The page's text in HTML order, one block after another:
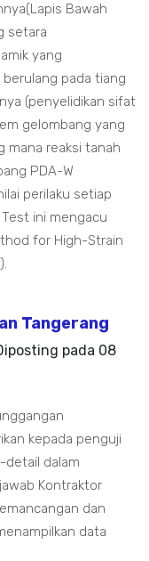
Bawah
setara
yang
pada tiang
(penyelidikan sifat
gelombang yang
mana reaksi tanah
PDA-W
perilaku setiap
ini mengacu
for High-Strain
Tangerang
pada 08
kepada penguji
detail dalam
Kontraktor
dan
data